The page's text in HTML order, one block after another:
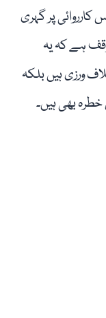
پر گہری
ہے کہ یہ
ورزی ہیں بلکہ
بھی ہیں۔